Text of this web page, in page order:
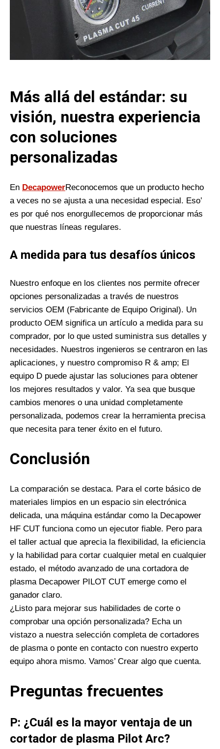
Más allá del estándar: su
visión, nuestra experiencia
con soluciones
personalizadas
En DecapowerReconocemos que un producto hecho
a veces no se ajusta a una necesidad especial. Eso’
es por qué nos enorgullecemos de proporcionar más
que nuestras líneas regulares.
A medida para tus desafíos únicos
Nuestro enfoque en los clientes nos permite ofrecer
opciones personalizadas a través de nuestros
servicios OEM (Fabricante de Equipo Original). Un
producto OEM significa un artículo a medida para su
comprador, por lo que usted suministra sus detalles y
necesidades. Nuestros ingenieros se centraron en las
aplicaciones, y nuestro compromiso R & amp; El
equipo D puede ajustar las soluciones para obtener
los mejores resultados y valor. Ya sea que busque
cambios menores o una unidad completamente
personalizada, podemos crear la herramienta precisa
que necesita para tener éxito en el futuro.
Conclusión
La comparación se destaca. Para el corte básico de
materiales limpios en un espacio sin electrónica
delicada, una máquina estándar como la Decapower
HF CUT funciona como un ejecutor fiable. Pero para
el taller actual que aprecia la flexibilidad, la eficiencia
y la habilidad para cortar cualquier metal en cualquier
estado, el método avanzado de una cortadora de
plasma Decapower PILOT CUT emerge como el
ganador claro.
¿Listo para mejorar sus habilidades de corte o
comprobar una opción personalizada? Echa un
vistazo a nuestra selección completa de cortadores
de plasma o ponte en contacto con nuestro experto
equipo ahora mismo. Vamos’ Crear algo que cuenta.
Preguntas frecuentes
P: ¿Cuál es la mayor ventaja de un
cortador de plasma Pilot Arc?